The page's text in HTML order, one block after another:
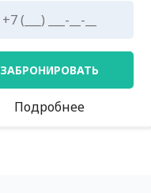
ЗАБРОНИРОВАТЬ
Подробнее